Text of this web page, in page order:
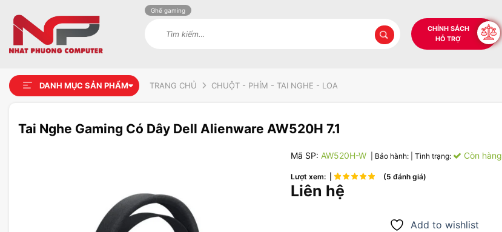
Ghế gaming
CHÍNH SÁCH
HỖ TRỢ
DANH MỤC SẢN PHẨM TRANG CHỦ CHUỘT - PHÍM - TAI NGHE - LOA
Tai Nghe Gaming Có Dây Dell Alienware AW520H 7.1
Mã SP: AW520H-W | Bảo hành: | Tình trạng: Còn hàng
Lượt xem: | (5 đánh giá)
Liên hệ
Add to wishlist